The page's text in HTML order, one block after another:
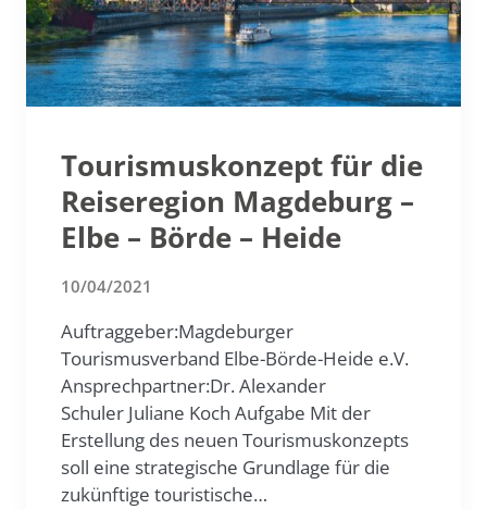
Tourismuskonzept für die
Reiseregion Magdeburg –
Elbe – Börde – Heide
10/04/2021
Auftraggeber:Magdeburger
Tourismusverband Elbe-Börde-Heide e.V.
Ansprechpartner:Dr. Alexander
Schuler Juliane Koch Aufgabe Mit der
Erstellung des neuen Tourismuskonzepts
soll eine strategische Grundlage für die
zukünftige touristische…